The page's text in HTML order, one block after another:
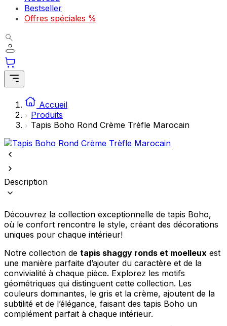
Bestseller
Offres spéciales %
Accueil
Produits
Tapis Boho Rond Crème Trèfle Marocain
Description
Découvrez la collection exceptionnelle de tapis Boho,
où le confort rencontre le style, créant des décorations
uniques pour chaque intérieur!
Notre collection de tapis shaggy ronds et moelleux est
une manière parfaite d’ajouter du caractère et de la
convivialité à chaque pièce. Explorez les motifs
géométriques qui distinguent cette collection. Les
couleurs dominantes, le gris et la crème, ajoutent de la
subtilité et de l’élégance, faisant des tapis Boho un
complément parfait à chaque intérieur.
comme votre langue préférée ou la région dans laquelle vous vous
trouvez.
Les cookies statistiques aident les propriétaires de sites web à
comprendre comment les visiteurs interagissent avec les sites en
collectant et en rapportant des informations de manière anonyme.
Marketing
Les cookies marketing sont utilisés pour suivre les utilisateurs sur les
sites web. Le but est d'afficher des publicités qui sont pertinentes et
précieuses pour les éditeurs et les annonceurs tiers.
Les cookies non classés sont des cookies qui sont en processus de
classification, en collaboration avec les fournisseurs de cookies
Rejeter
Enregistrer mes préférences
Accepter tout